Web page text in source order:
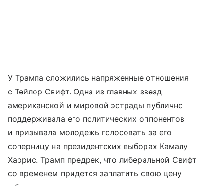
У Трампа сложились напряженные отношения
с Тейлор Свифт. Одна из главных звезд
американской и мировой эстрады публично
поддерживала его политических оппонентов
и призывала молодежь голосовать за его
соперницу на президентских выборах Камалу
Харрис. Трамп предрек, что либеральной Свифт
со временем придется заплатить свою цену